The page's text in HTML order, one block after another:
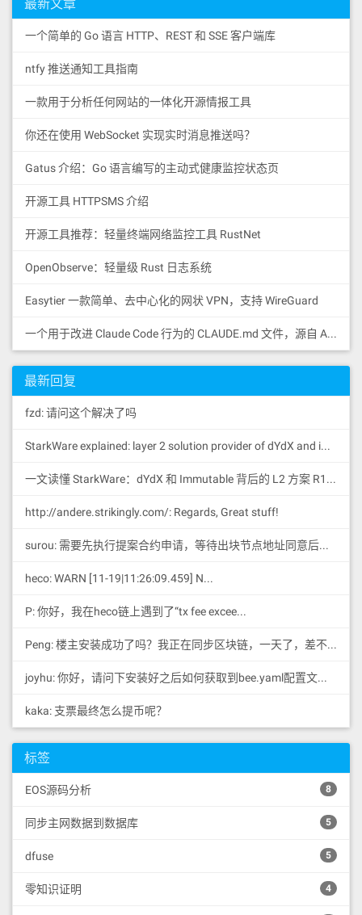
最新文章
一个简单的 Go 语言 HTTP、REST 和 SSE 客户端库
ntfy 推送通知工具指南
一款用于分析任何网站的一体化开源情报工具
你还在使用 WebSocket 实现实时消息推送吗？
Gatus 介绍：Go 语言编写的主动式健康监控状态页
开源工具 HTTPSMS 介绍
开源工具推荐：轻量终端网络监控工具 RustNet
OpenObserve：轻量级 Rust 日志系统
Easytier 一款简单、去中心化的网状 VPN，支持 WireGuard
一个用于改进 Claude Code 行为的 CLAUDE.md 文件，源自 Andrej Karpathy 对 LLM 编码陷阱的观察。
最新回复
fzd: 请问这个解决了吗
StarkWare explained: layer 2 solution provider of dYdX and iMMUTABLE R11; BitKeep News: [...]Layer 2: https://...
一文读懂 StarkWare：dYdX 和 Immutable 背后的 L2 方案 R11; BitKeep 博客: [...]Layer 2:Comparing Laye...
http://andere.strikingly.com/: Regards, Great stuff!
surou: 需要先执行提案合约申请，等待出块节点地址同意后，才会进...
heco: WARN [11-19|11:26:09.459] N...
P: 你好，我在heco链上遇到了“tx fee excee...
Peng: 楼主安装成功了吗？我正在同步区块链，一天了，差不多才同...
joyhu: 你好，请问下安装好之后如何获取到bee.yaml配置文...
kaka: 支票最终怎么提币呢？
标签
EOS源码分析 8
同步主网数据到数据库 5
dfuse 5
零知识证明 4